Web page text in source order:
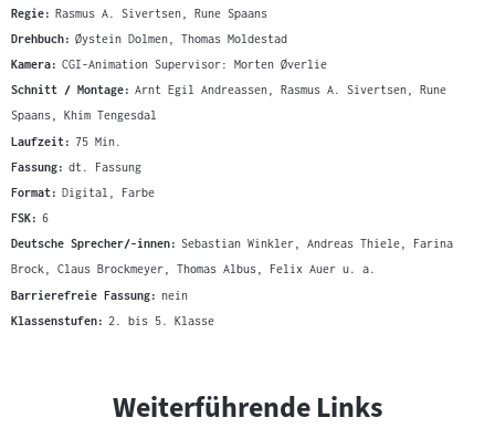
Regie: Rasmus A. Sivertsen, Rune Spaans
Drehbuch: Øystein Dolmen, Thomas Moldestad
Kamera: CGI-Animation Supervisor: Morten Øverlie
Schnitt / Montage: Arnt Egil Andreassen, Rasmus A. Sivertsen, Rune
Spaans, Khim Tengesdal
Laufzeit: 75 Min.
Fassung: dt. Fassung
Format: Digital, Farbe
FSK: 6
Deutsche Sprecher/-innen: Sebastian Winkler, Andreas Thiele, Farina
Brock, Claus Brockmeyer, Thomas Albus, Felix Auer u. a.
Barrierefreie Fassung: nein
Klassenstufen: 2. bis 5. Klasse
Weiterführende Links